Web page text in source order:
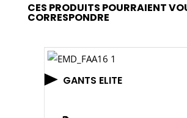
CES PRODUITS POURRAIENT
CORRESPONDRE
GANTS ELITE